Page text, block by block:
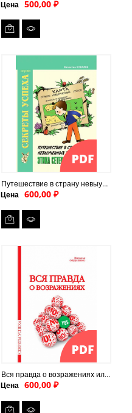
Цена 500,00 ₽
Путешествие в страну невыученых уроков (PDF)
Цена 600,00 ₽
Вся правда о возражениях или как пройти комнату страха (PDF)
Цена 600,00 ₽